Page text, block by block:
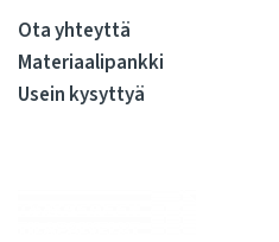
Ota yhteyttä
Materiaalipankki
Usein kysyttyä